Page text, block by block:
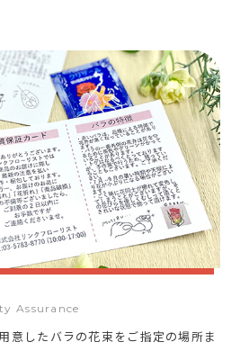
Assurance
意したバラの花束をご指定の場所ま